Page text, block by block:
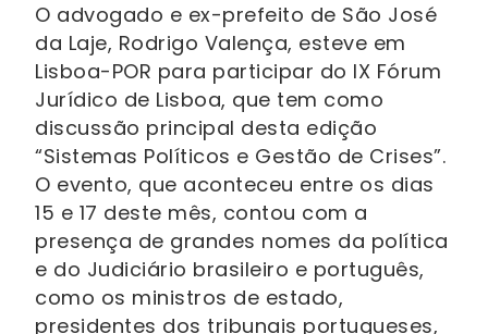
O advogado e ex-prefeito de São José
da Laje, Rodrigo Valença, esteve em
Lisboa-POR para participar do IX Fórum
Jurídico de Lisboa, que tem como
discussão principal desta edição
“Sistemas Políticos e Gestão de Crises”.
O evento, que aconteceu entre os dias
15 e 17 deste mês, contou com a
presença de grandes nomes da política
e do Judiciário brasileiro e português,
como os ministros de estado,
presidentes dos tribunais portugueses,